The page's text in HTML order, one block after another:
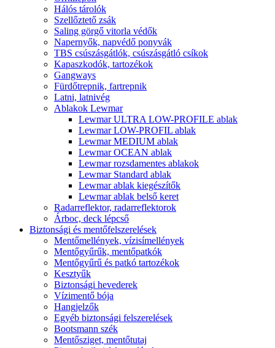
Hálós tárolók
Szellőztető zsák
Saling görgő vitorla védők
Napernyők, napvédő ponyvák
TBS csúszásgátlók, csúszásgátló csíkok
Kapaszkodók, tartozékok
Gangways
Fürdőtrepnik, fartrepnik
Latni, latnivég
Ablakok Lewmar
Lewmar ULTRA LOW-PROFILE ablak
Lewmar LOW-PROFIL ablak
Lewmar MEDIUM ablak
Lewmar OCEAN ablak
Lewmar rozsdamentes ablakok
Lewmar Standard ablak
Lewmar ablak kiegészítők
Lewmar ablak belső keret
Radarreflektor, radarreflektorok
Árboc, deck lépcső
Biztonsági és mentőfelszerelések
Mentőmellények, vízisímellények
Mentőgyűrűk, mentőpatkók
Mentőgyűrű és patkó tartozékok
Kesztyűk
Biztonsági hevederek
Vízimentő bója
Hangjelzők
Egyéb biztonsági felszerelések
Bootsmann szék
Mentősziget, mentőtutaj